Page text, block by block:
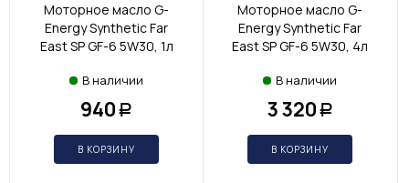
Моторное масло G-
Energy Synthetic Far
East SP GF-6 5W30, 1л
В наличии
940 Р
В КОРЗИНУ
Моторное масло G-
Energy Synthetic Far
East SP GF-6 5W30, 4л
В наличии
3 320 Р
В КОРЗИНУ